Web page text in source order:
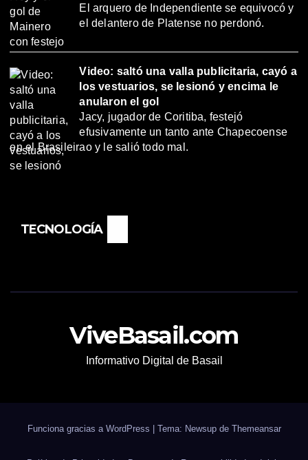
El arquero de Independiente se equivocó y
el delantero de Platense no perdonó.
Video: saltó una valla publicitaria, cayó a
los vestuarios, se lesionó y encima le
anularon el gol
Jacy, jugador de Coritiba, festejó
efusivamente un tanto ante Chapecoense
en el Brasileirao y le salió todo mal.
TECNOLOGÍA
ViveBasail.com
Informativo Digital de Basail
Funciona gracias a WordPress | Tema: Newsup de Themeansar